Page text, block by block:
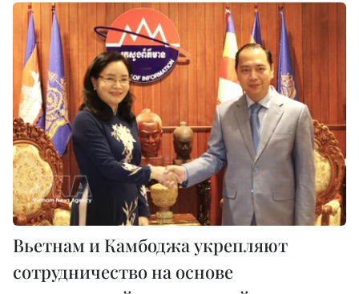
Вьетнам и Камбоджа укрепляют
сотрудничество на основе